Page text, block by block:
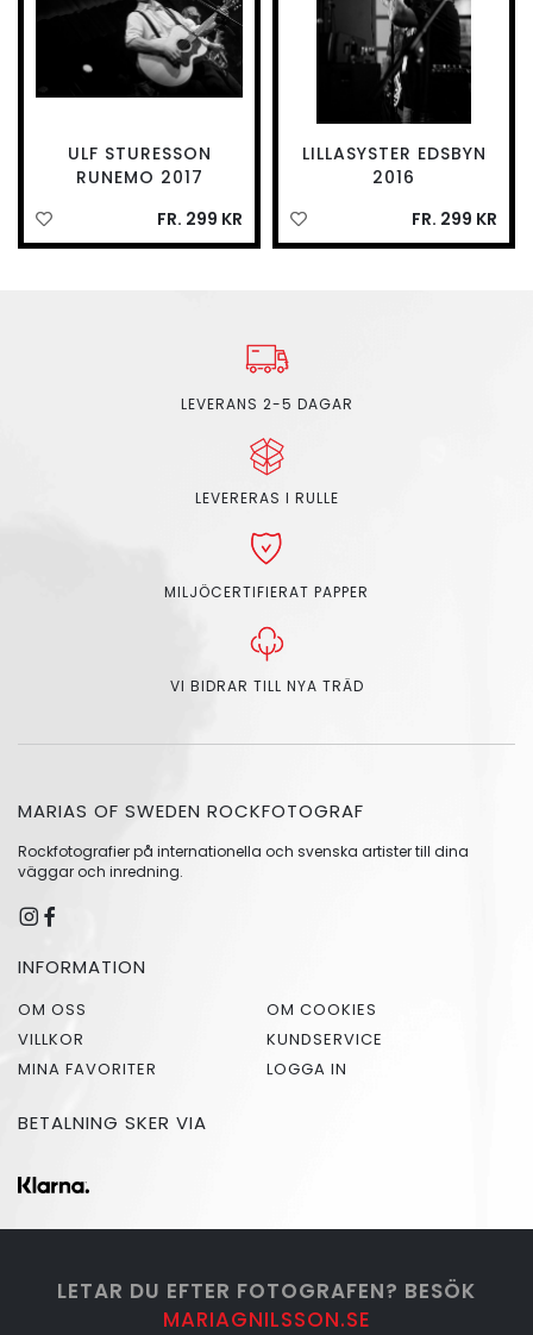
ULF STURESSON
RUNEMO 2017
FR. 299 KR
LILLASYSTER EDSBYN
2016
FR. 299 KR
LEVERANS 2-5 DAGAR
LEVERERAS I RULLE
MILJÖCERTIFIERAT PAPPER
VI BIDRAR TILL NYA TRÄD
MARIAS OF SWEDEN ROCKFOTOGRAF
Rockfotografier på internationella och svenska artister till dina
väggar och inredning.
INFORMATION
OM OSS
OM COOKIES
VILLKOR
KUNDSERVICE
MINA FAVORITER
LOGGA IN
BETALNING SKER VIA
LETAR DU EFTER FOTOGRAFEN? BESÖK
MARIAGNILSSON.SE